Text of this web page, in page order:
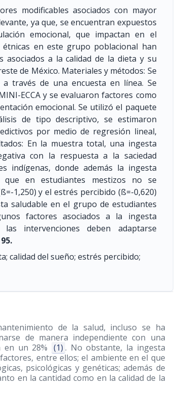
modificables asociados con mayor
ya que, se encuentran expuestos
emocional, que impactan en el
en este grupo poblacional han
asociados a la calidad de la dieta y su
de México. Materiales y métodos: Se
través de una encuesta en línea. Se
ECCA y se evaluaron factores como
emocional. Se utilizó el paquete
de tipo descriptivo, se estimaron
por medio de regresión lineal,
En la muestra total, una ingesta
con la respuesta a la saciedad
indígenas, donde además la ingesta
que en estudiantes mestizos no se
1,250) y el estrés percibido (ß=-0,620)
saludable en el grupo de estudiantes
factores asociados a la ingesta
intervenciones deben adaptarse
calidad del sueño; estrés percibido;
de la salud, incluso se ha
de manera independiente con una
en un 28% (1) . No obstante, la ingesta
entre ellos; el ambiente en el que
psicológicas y genéticas; además de
en la cantidad como en la calidad de la